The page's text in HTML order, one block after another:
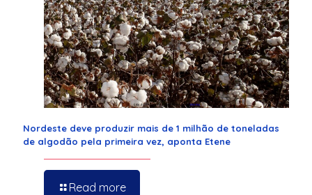
Nordeste deve produzir mais de 1 milhão de toneladas
de algodão pela primeira vez, aponta Etene
Read more